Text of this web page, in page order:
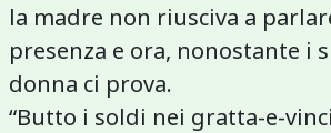
la madre non riusciva a
presenza e ora, nonostante i
donna ci prova.
“Butto i soldi nei gratta-e-